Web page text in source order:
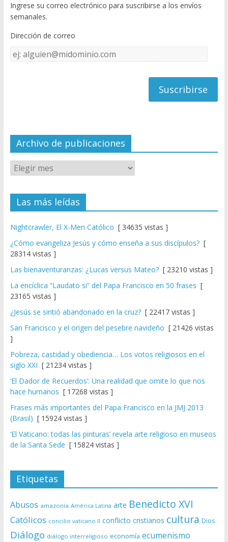
o
o
k
u
e
C
el
Ingrese su correo electrónico para suscribirse a los envíos
semanales.
Dirección de correo
Dirección
de
Archivo de publicaciones
Las más leídas
Nightcrawler, El X-Men Católico [ 34635 vistas ]
¿Cómo evangeliza Jesús y cómo enseña a sus discípulos?[
28314 vistas ]
Las bienaventuranzas: ¿Lucas versus Mateo?[ 23210 vistas ]
La encíclica “Laudato si” del Papa Francisco en 50 frases [
23165 vistas ]
¿Jesús se sintió abandonado en la cruz?[ 22417 vistas ]
San Francisco y el origen del pesebre navideño [ 21426 vistas
]
Pobreza, castidad y obediencia… Los votos religiosos en el
siglo XXI [ 21234 vistas ]
‘El Dador de Recuerdos’: Una realidad que omite lo que nos
hace humanos [ 17268 vistas ]
Frases más importantes del Papa Francisco en la JMJ 2013
(Brasil) [ 15924 vistas ]
‘El Vaticano: todas las pinturas’ revela arte religioso en museos
de la Santa Sede [ 15824 vistas ]
Etiquetas
Abusos amazonía América Latina arte Benedicto XVI
Católicos concilio vaticano II conflicto cristianos cultura Dios
Diálogo diálogo interreligioso economía ecumenismo